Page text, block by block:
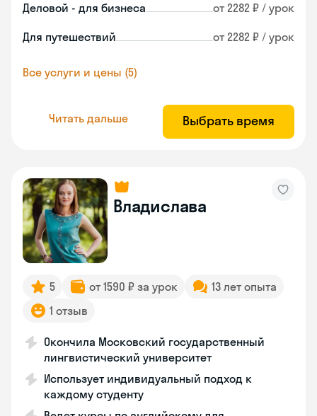
Деловой - для бизнеса от 2282 ₽ / урок
Для путешествий от 2282 ₽ / урок
Все услуги и цены (5)
Читать дальше Выбрать время
Владислава
5 от 1590 ₽ за урок
13 лет опыта
1 отзыв
Окончила Московский государственный
лингвистический университет
Использует индивидуальный подход к
каждому студенту